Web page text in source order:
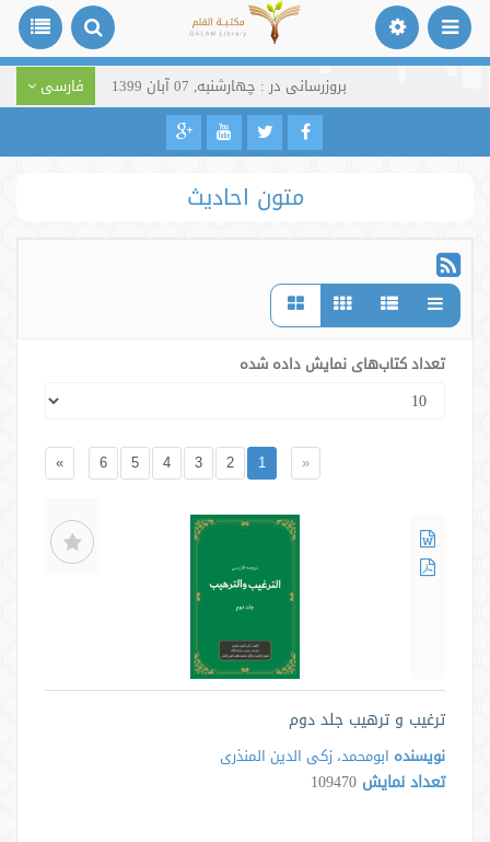
بروزرسانی در : چهارشنبه, 07 آبان 1399 فارسی
متون احادیث
تعداد کتاب‌های نمایش داده شده
«
1
2
3
4
5
6
»
ترغیب و ترهیب جلد دوم
نویسنده ابومحمد، زکی الدین المنذری
تعداد نمایش 109470